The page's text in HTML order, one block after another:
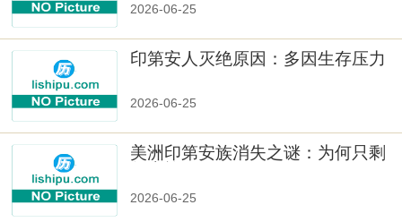
2026-06-25
印第安人灭绝原因：多因生存压力
2026-06-25
美洲印第安族消失之谜：为何只剩
2026-06-25